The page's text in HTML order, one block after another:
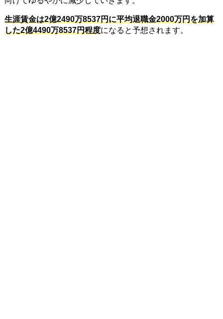
生涯賃金は2億2490万8537円に平均退職金2000万円を加算
した2億4490万8537円程度になると予想されます。